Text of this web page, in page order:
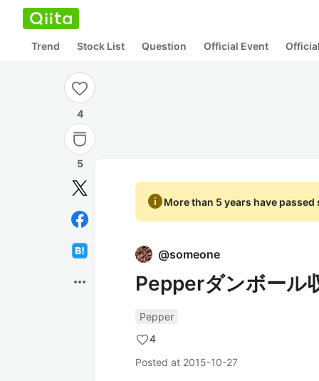
Trend Stock List Question Official Event
4
5
more_horiz
infoMore than 5 years have passed
@someone
Pepperダンボール
Pepper
4
Posted at 2015-10-27